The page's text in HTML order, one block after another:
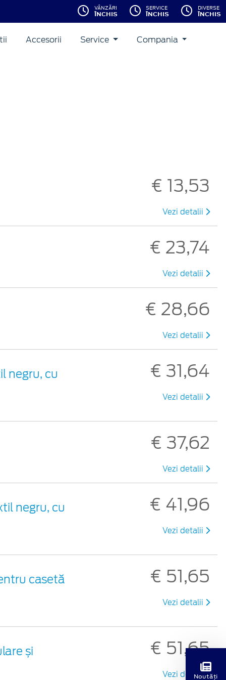
VÂNZĂRI
ÎNCHIS
SERVICE
ÎNCHIS
DIVERSE
ÎNCHIS
Accesorii Service Compania
€ 13,53
Vezi detalii
€ 23,74
Vezi detalii
€ 28,66
Vezi detalii
negru, cu
€ 31,64
Vezi detalii
€ 37,62
Vezi detalii
negru, cu
€ 41,96
Vezi detalii
casetă
€ 51,65
Vezi detalii
și
€ 51,65
Vezi detaliiNoutăți